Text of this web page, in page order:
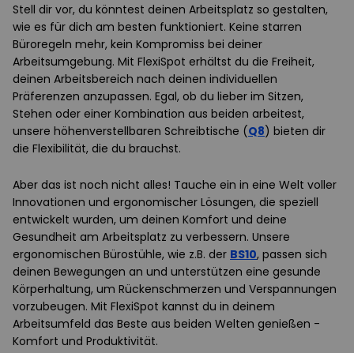
Stell dir vor, du könntest deinen Arbeitsplatz so gestalten,
wie es für dich am besten funktioniert. Keine starren
Büroregeln mehr, kein Kompromiss bei deiner
Arbeitsumgebung. Mit FlexiSpot erhältst du die Freiheit,
deinen Arbeitsbereich nach deinen individuellen
Präferenzen anzupassen. Egal, ob du lieber im Sitzen,
Stehen oder einer Kombination aus beiden arbeitest,
unsere höhenverstellbaren Schreibtische (Q8) bieten dir
die Flexibilität, die du brauchst.
Aber das ist noch nicht alles! Tauche ein in eine Welt voller
Innovationen und ergonomischer Lösungen, die speziell
entwickelt wurden, um deinen Komfort und deine
Gesundheit am Arbeitsplatz zu verbessern. Unsere
ergonomischen Bürostühle, wie z.B. der BS10, passen sich
deinen Bewegungen an und unterstützen eine gesunde
Körperhaltung, um Rückenschmerzen und Verspannungen
vorzubeugen. Mit FlexiSpot kannst du in deinem
Arbeitsumfeld das Beste aus beiden Welten genießen -
Komfort und Produktivität.